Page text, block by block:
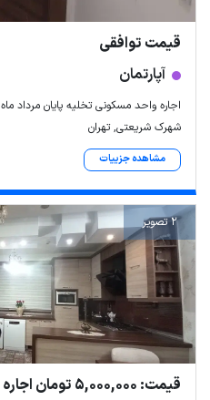
قیمت توافقی
آپارتمان
اجاره واحد مسکونی تخلیه پایان مرداد ماه
شهرک شریعتی, تهران
مشاهده جزییات
2 تصویر
قیمت: 5,000,000 تومان اجاره